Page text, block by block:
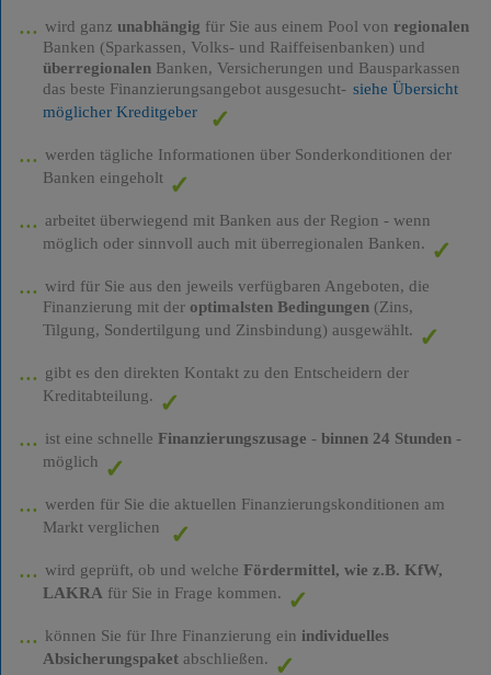
wird ganz unabhängig für Sie aus einem Pool von regionalen
Banken (Sparkassen, Volks- und Raiffeisenbanken) und
überregionalenBanken, Versicherungen und Bausparkassen
das beste Finanzierungsangebot ausgesucht- siehe Übersicht
möglicher Kreditgeber
werden tägliche Informationen über Sonderkonditionen der
Banken eingeholt
arbeitet überwiegend mit Banken aus der Region - wenn
möglich oder sinnvoll auch mit überregionalen Banken.
wird für Sie aus den jeweils verfügbaren Angeboten, die
Finanzierung mit der optimalsten Bedingungen(Zins,
Tilgung, Sondertilgung und Zinsbindung) ausgewählt.
gibt es den direkten Kontakt zu den Entscheidern der
Kreditabteilung.
ist eine schnelle Finanzierungszusage - binnen 24 Stunden-
möglich
werden für Sie die aktuellen Finanzierungskonditionen am
Markt verglichen
wird geprüft, ob und welche Fördermittel, wie z.B. KfW,
LAKRA für Sie in Frage kommen.
können Sie für Ihre Finanzierung ein individuelles
Absicherungspaketabschließen.